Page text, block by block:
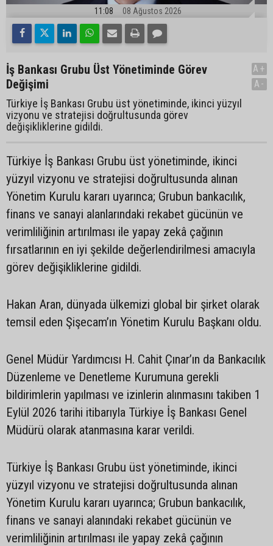
11:08 08 Ağustos 2026
İş Bankası Grubu Üst Yönetiminde Görev
Değişimi
Türkiye İş Bankası Grubu üst yönetiminde, ikinci yüzyıl
vizyonu ve stratejisi doğrultusunda görev
değişikliklerine gidildi.
A+
A-
Türkiye İş Bankası Grubu üst yönetiminde, ikinci
yüzyıl vizyonu ve stratejisi doğrultusunda alınan
Yönetim Kurulu kararı uyarınca; Grubun bankacılık,
finans ve sanayi alanlarındaki rekabet gücünün ve
verimliliğinin artırılması ile yapay zekâ çağının
fırsatlarının en iyi şekilde değerlendirilmesi amacıyla
görev değişikliklerine gidildi.
Hakan Aran, dünyada ülkemizi global bir şirket olarak
temsil eden Şişecam’ın Yönetim Kurulu Başkanı oldu.
Genel Müdür Yardımcısı H. Cahit Çınar’ın da Bankacılık
Düzenleme ve Denetleme Kurumuna gerekli
bildirimlerin yapılması ve izinlerin alınmasını takiben 1
Eylül 2026 tarihi itibarıyla Türkiye İş Bankası Genel
Müdürü olarak atanmasına karar verildi.
Türkiye İş Bankası Grubu üst yönetiminde, ikinci
yüzyıl vizyonu ve stratejisi doğrultusunda alınan
Yönetim Kurulu kararı uyarınca; Grubun bankacılık,
finans ve sanayi alanındaki rekabet gücünün ve
verimliliğinin artırılması ile yapay zekâ çağının